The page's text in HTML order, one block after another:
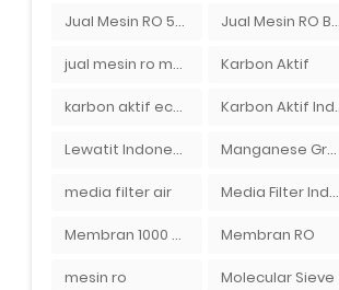
Jual Mesin RO 500 gpd 1 Membran Jual Mesin RO Bekas di Medan
jual mesin ro murah semarang Karbon Aktif
karbon aktif eceran
Lewatit Indonesia Manganese Greensand Plus
media filter air Media Filter Indonesia
Membran 1000 GPD Membran RO
mesin ro Molecular Sieve